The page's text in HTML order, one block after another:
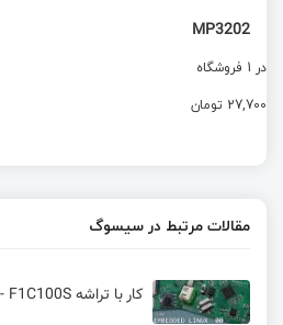
MP3202
در 1 فروشگاه
27,700 تومان
مقالات مرتبط در سیسوگ
کار با تراشه F1C100S - قسمت اول &#8211; سخت افزار